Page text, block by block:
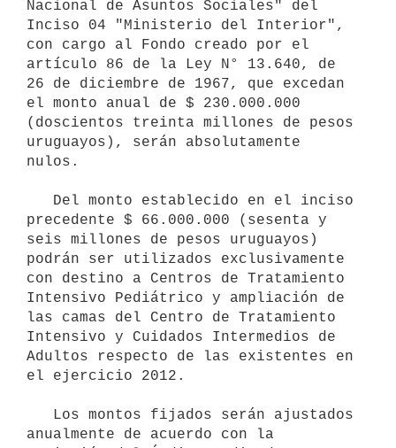
Nacional de Asuntos Sociales" del
Inciso 04 "Ministerio del Interior",
con cargo al Fondo creado por el
artículo 86 de la Ley N° 13.640, de
26 de diciembre de 1967, que excedan
el monto anual de $ 230.000.000
(doscientos treinta millones de pesos
uruguayos), serán absolutamente
nulos.
precedente $ 66.000.000 (sesenta y
seis millones de pesos uruguayos)
podrán ser utilizados exclusivamente
con destino a Centros de Tratamiento
Intensivo Pediátrico y ampliación de
las camas del Centro de Tratamiento
Intensivo y Cuidados Intermedios de
Adultos respecto de las existentes en
el ejercicio 2012.
anualmente de acuerdo con la